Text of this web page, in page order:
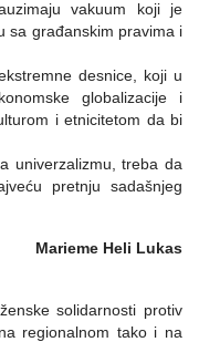
vakuum koji je
sa građanskim pravima i
desnice, koji u
globalizacije i
i etnicitetom da bi
univerzalizmu, treba da
pretnju sadašnjeg
Marieme Heli Lukas
solidarnosti protiv
regionalnom tako i na